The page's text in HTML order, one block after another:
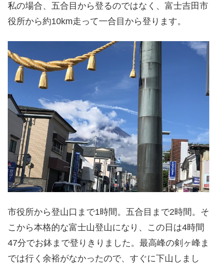
私の場合、五合目から登るのではなく、富士吉田市
役所から約10km走って一合目から登ります。
市役所から登山口まで1時間。五合目まで2時間。そ
こから本格的な富士山登山になり、この日は4時間
47分でお鉢まで登りきりました。最高峰の剣ヶ峰ま
では行く余裕がなかったので、すぐに下山しまし